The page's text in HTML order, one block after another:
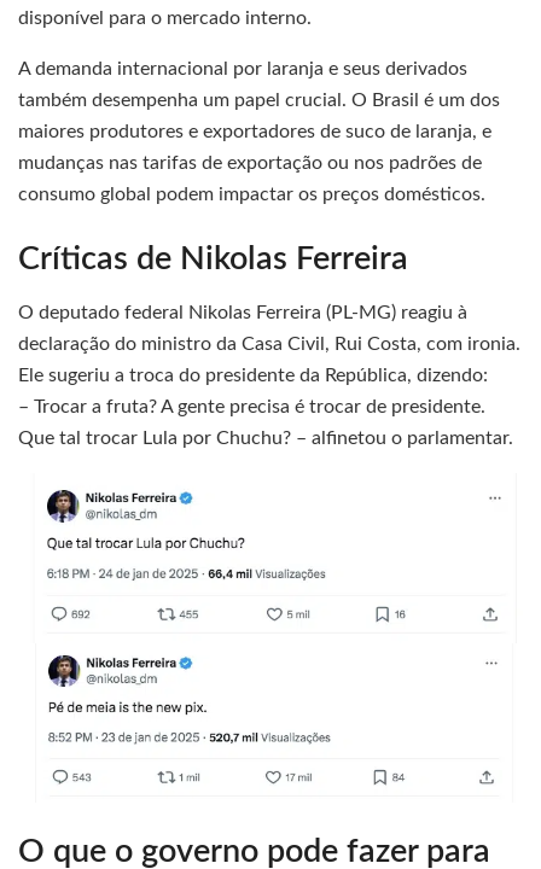
disponível para o mercado interno.
A demanda internacional por laranja e seus derivados
também desempenha um papel crucial. O Brasil é um dos
maiores produtores e exportadores de suco de laranja, e
mudanças nas tarifas de exportação ou nos padrões de
consumo global podem impactar os preços domésticos.
Críticas de Nikolas Ferreira
O deputado federal Nikolas Ferreira (PL-MG) reagiu à
declaração do ministro da Casa Civil, Rui Costa, com ironia.
Ele sugeriu a troca do presidente da República, dizendo:
– Trocar a fruta? A gente precisa é trocar de presidente.
Que tal trocar Lula por Chuchu? – alfinetou o parlamentar.
O que o governo pode fazer para